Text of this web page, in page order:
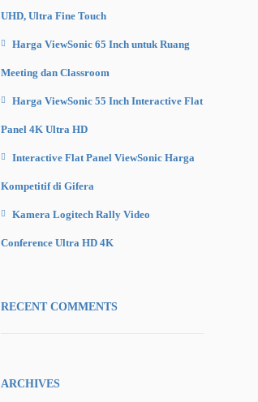
UHD, Ultra Fine Touch
Harga ViewSonic 65 Inch untuk Ruang
Meeting dan Classroom
Harga ViewSonic 55 Inch Interactive Flat
Panel 4K Ultra HD
Interactive Flat Panel ViewSonic Harga
Kompetitif di Gifera
Kamera Logitech Rally Video
Conference Ultra HD 4K
RECENT COMMENTS
ARCHIVES